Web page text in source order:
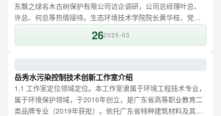
东飘之绿名木古树保护有限公司访企调研，公司总经理叶总、
许总、何总等热情接待。生态环境技术学院院长黄华枝、党总
支临时负责人齐正学，园林专业和生态专业师生代表等参加交
流。廖俊杰认真听取了公司总经理叶广荣关于企业的发展历
议题进行了深入探讨，与企业初步达成共建实习基地、...
262025-03
岳秀水污染控制技术创新工作室介绍
1.1 工作室定位领域定位。本工作室隶属于环境工程技术专业，
属于环境保护领域，于2016年创立，是广东省高等职业教育二
类品牌专业（2019年获批）。依托广东省特种建筑材料及其绿